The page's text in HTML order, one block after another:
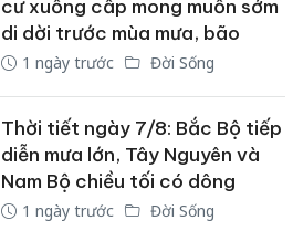
cư xuống cấp mong muốn sớm
di dời trước mùa mưa, bão
1 ngày trước Đời Sống
Thời tiết ngày 7/8: Bắc Bộ tiếp
diễn mưa lớn, Tây Nguyên và
Nam Bộ chiều tối có dông
1 ngày trước Đời Sống